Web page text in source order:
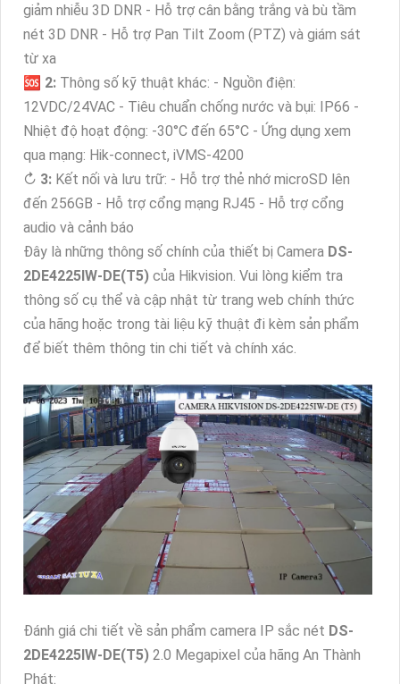
giảm nhiễu 3D DNR - Hỗ trợ cân bằng trắng và bù tầm
nét 3D DNR - Hỗ trợ Pan Tilt Zoom (PTZ) và giám sát
từ xa
🆘 2: Thông số kỹ thuật khác: - Nguồn điện:
12VDC/24VAC - Tiêu chuẩn chống nước và bụi: IP66 -
Nhiệt độ hoạt động: -30°C đến 65°C - Ứng dụng xem
qua mạng: Hik-connect, iVMS-4200
↻ 3: Kết nối và lưu trữ: - Hỗ trợ thẻ nhớ microSD lên
đến 256GB - Hỗ trợ cổng mạng RJ45 - Hỗ trợ cổng
audio và cảnh báo
Đây là những thông số chính của thiết bị Camera DS-
2DE4225IW-DE(T5) của Hikvision. Vui lòng kiểm tra
thông số cụ thể và cập nhật từ trang web chính thức
của hãng hoặc trong tài liệu kỹ thuật đi kèm sản phẩm
để biết thêm thông tin chi tiết và chính xác.
Đánh giá chi tiết về sản phẩm camera IP sắc nét DS-
2DE4225IW-DE(T5) 2.0 Megapixel của hãng An Thành
Phát: